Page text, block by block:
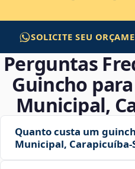
SOLICITE SEU
Perguntas
Guincho
Municipal,
Quanto custa um
Municipal,